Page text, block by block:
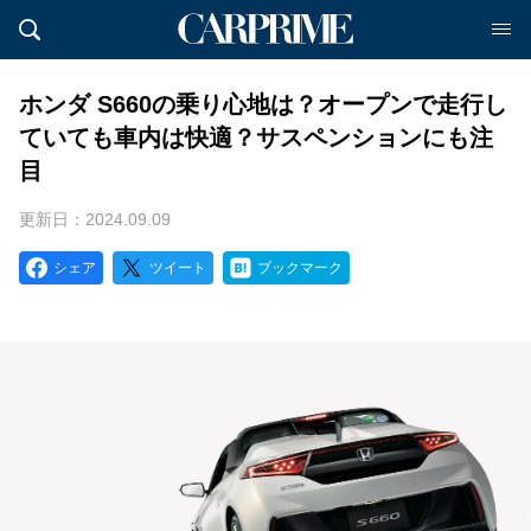
ホンダ S660の乗り心地は？オープンで走行し
ていても車内は快適？サスペンションにも注
目
更新日：2024.09.09
シェア ツイート ブックマーク